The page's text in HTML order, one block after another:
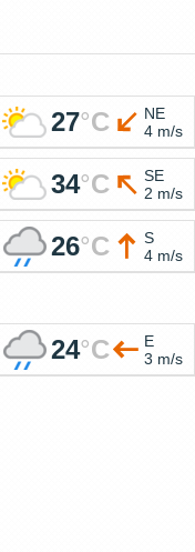
27°C
NE
4 m/s
34°C
SE
2 m/s
26°C
S
4 m/s
24°C
E
3 m/s